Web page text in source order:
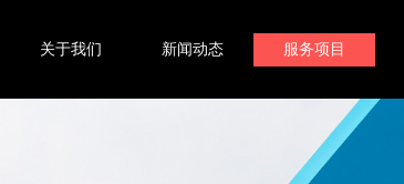
关于我们 新闻动态 服务项目